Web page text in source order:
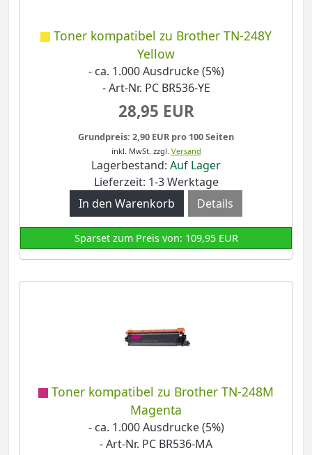
Toner kompatibel zu Brother TN-248Y
Yellow
- ca. 1.000 Ausdrucke (5%)
- Art-Nr. PC BR536-YE
28,95 EUR
Grundpreis: 2,90 EUR pro 100 Seiten
inkl. MwSt. zzgl. Versand
Lagerbestand: Auf Lager
Lieferzeit: 1-3 Werktage
Details
Sparset zum Preis von: 109,95 EUR
Toner kompatibel zu Brother TN-248M
Magenta
- ca. 1.000 Ausdrucke (5%)
- Art-Nr. PC BR536-MA